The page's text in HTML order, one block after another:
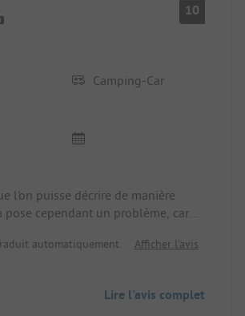
10
Camping-Car
l'on puisse décrire de manière
pose cependant un problème, car
: lorsque vous réservez,
chose plus loin de la route
automatiquement.
Afficher l'avis
Lire l'avis complet